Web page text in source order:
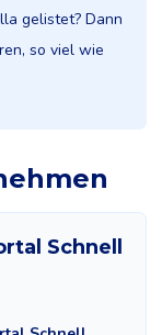
gelistet? Dann
so viel wie
Schnell